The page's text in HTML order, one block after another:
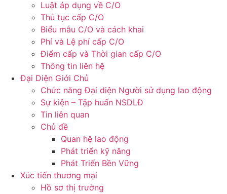
Luật áp dụng về C/O
Thủ tục cấp C/O
Biểu mẫu C/O và cách khai
Phí và Lệ phí cấp C/O
Điểm cấp và Thời gian cấp C/O
Thông tin liên hệ
Đại Diện Giới Chủ
Chức năng Đại diện Người sử dụng lao động
Sự kiện – Tập huấn NSDLĐ
Tin liên quan
Chủ đề
Quan hệ lao động
Phát triển kỹ năng
Phát Triển Bền Vững
Xúc tiến thương mại
Hồ sơ thị trường